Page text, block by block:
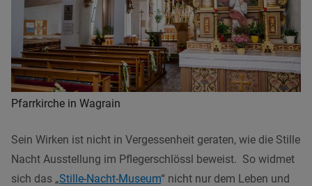
Pfarrkirche in Wagrain
Sein Wirken ist nicht in Vergessenheit geraten, wie die Stille
Nacht Ausstellung im Pflegerschlössl beweist. So widmet
sich das „Stille-Nacht-Museum“ nicht nur dem Leben und